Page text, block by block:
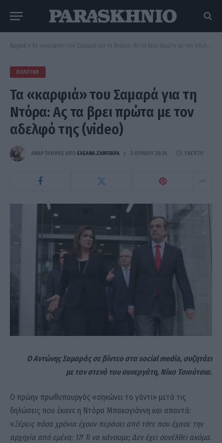
Αρχική » Τα «καρφιά» του Σαμαρά για τη Ντόρα: Ας τα βρει πρώτα με τον αδελφό της (video)
ΠΟΛΙΤΙΚΉ
Τα «καρφιά» του Σαμαρά για τη
Ντόρα: Ας τα βρει πρώτα με τον
αδελφό της (video)
ΑΝΑΡΤΗΘΗΚΕ ΑΠΟ ΕΛΕΑΝΑ ΖΑΜΠΑΡΑ 5 ΙΟΥΛΊΟΥ 2026 1 ΛΕΠΤΌ
Ο Αντώνης Σαμαράς σε βίντεο στα social media, συζητάει
με τον στενό του συνεργάτη, Νίκο Τσιούτσια.
Ο πρώην πρωθυπουργός «σηκώνει το γάντι» μετά τις
δηλώσεις που έκανε η Ντόρα Μπακογιάννη και απαντά:
«Ξέρεις πόσα χρόνια έχουν περάσει από τότε που έχασε την
αρχηγία από εμένα; 17! Τι να κάνουμε; Δεν έχει συνέλθει ακόμα.